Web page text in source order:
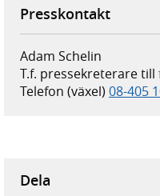
Presskontakt
Adam Schelin
T.f. pressekreterare
Telefon (växel) 08-405
Dela